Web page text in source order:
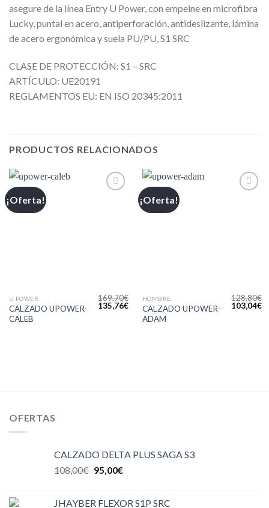
asegure de la línea Entry U Power, con empeine en microfibra
Lucky, puntal en acero, antiperforación, antideslizante, lámina
de acero ergonómica y suela PU/PU, S1 SRC
CLASE DE PROTECCIÓN: S1 – SRC
ARTÍCULO: UE20191
REGLAMENTOS EU: EN ISO 20345:2011
PRODUCTOS RELACIONADOS
¡Oferta!
U POWER
CALZADO UPOWER-
CALEB
169,70€
135,76€
¡Oferta!
HOMBRE
CALZADO UPOWER-
ADAM
128,80€
103,04€
OFERTAS
CALZADO DELTA PLUS SAGA S3
108,00€ 95,00€
JHAYBER FLEXOR S1P SRC